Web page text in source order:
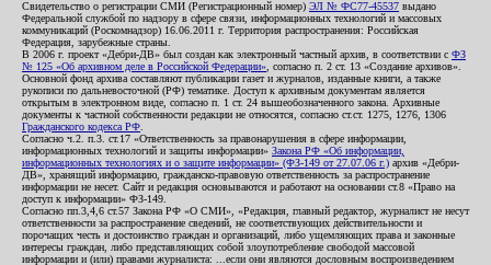
Свидетельство о регистрации СМИ (Регистрационный номер) ЭЛ № ФС77-45537 выдано
Федеральной службой по надзору в сфере связи, информационных технологий и массовых
коммуникаций (Роскомнадзор) 16.06.2011 г. Территория распространения: Российская
Федерация, зарубежные страны.
В 2006 г. проект «Дебри-ДВ» был создан как электронный частный архив, в соответствии с ФЗ
№ 125 «Об архивном деле в Российской Федерации» , согласно п. 2 ст. 13 «Создание архивов».
Основной фонд архива составляют публикации газет и журналов, изданные книги, а также
рукописи по дальневосточной (РФ) тематике. Доступ к архивным документам является
открытым в электронном виде, согласно п. 1 ст. 24 вышеобозначенного закона. Архивные
документы к частной собственности редакции не относятся, согласно ст.ст. 1275, 1276, 1306
Гражданского кодекса РФ
Согласно ч.2. п.3. ст.17 «Ответственность за правонарушения в сфере информации,
информационных технологий и защиты информации» Закона РФ «Об информации,
информационных технологиях и о защите информации» (ФЗ-149 от 27.07.06 г.) архив «Дебри-
ДВ», хранящий информацию, гражданско-правовую ответственность за распространение
информации не несет. Сайт и редакция основываются и работают на основании ст.8 «Право на
доступ к информации» ФЗ-149.
Согласно пп.3,4,6 ст.57 Закона РФ «О СМИ», «Редакция, главный редактор, журналист не несут
ответственности за распространение сведений, не соответствующих действительности и
порочащих честь и достоинство граждан и организаций, либо ущемляющих права и законные
интересы граждан, либо представляющих собой злоупотребление свободой массовой
информации и (или) правами журналиста: ...если они являются дословным воспроизведением